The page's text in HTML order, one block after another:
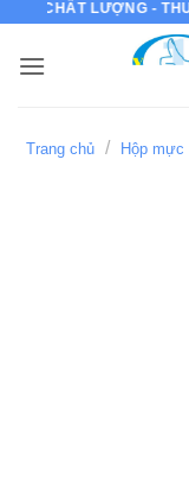
nội
LƯỢNG - THƯƠNG
Trang chủ / Hộp mực